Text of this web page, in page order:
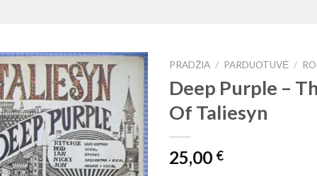
PRADŽIA / PARDUOTUVĖ /
Deep Purple ‎–
Of Taliesyn
25,00 €